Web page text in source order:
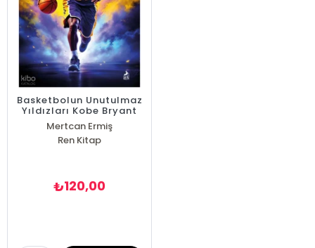
Basketbolun Unutulmaz
Yıldızları Kobe Bryant
Mertcan Ermiş
Ren Kitap
₺120,00